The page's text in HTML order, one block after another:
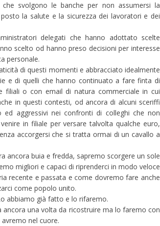
svolgono le banche per non assumersi la
la salute e la sicurezza dei lavoratori e dei
delegati che hanno adottato scelte
scelto od hanno preso decisioni per interesse
personale.
di questi momenti e abbracciato idealmente
e di quelli che hanno continuato a fare finta di
filiali o con email di natura commerciale in cui
in questi contesti, od ancora di alcuni sceriffi
aggressivi nei confronti di colleghi che non
in filiale per versare talvolta qualche euro,
accorgersi che si tratta ormai di un cavallo a
ancora buia e fredda, sapremo scorgere un sole
migliori e capaci di riprenderci in modo veloce
recente e passata e come dovremo fare anche
come popolo unito.
abbiamo già fatto e lo rifaremo.
una volta da ricostruire ma lo faremo con
nel cuore.